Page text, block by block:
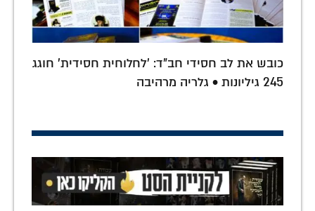
כובש את לב חסידי חב"ד: 'לחלוחית חסידית' חוגג
245 גיליונות • גלריה מרהיבה